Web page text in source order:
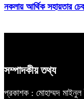
নকলায় আর্থিক সহায়তার
সম্পাদকীয় তথ্য
প্রকাশক : মোহাম্মদ